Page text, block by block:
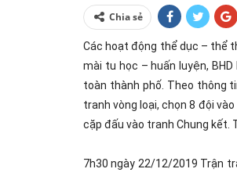
Chia sẻ
Các hoạt động thể dục – thể
mài tu học – huấn luyện,
toàn thành phố. Theo thông
tranh vòng loại, chọn 8 đội
cặp đấu vào tranh Chung kết.
7h30 ngày 22/12/2019 Trận